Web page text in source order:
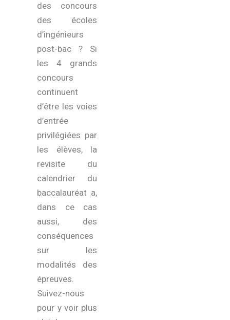
des concours
des écoles
d’ingénieurs
post-bac ? Si
les 4 grands
concours
continuent
d’être les voies
d’entrée
privilégiées par
les élèves, la
revisite du
calendrier du
baccalauréat a,
dans ce cas
aussi, des
conséquences
sur les
modalités des
épreuves.
Suivez-nous
pour y voir plus